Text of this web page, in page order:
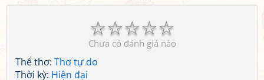
☆
☆
☆
☆
☆
Chưa có đánh giá nào
Thể thơ: Thơ tự do
Thời kỳ: Hiện đại